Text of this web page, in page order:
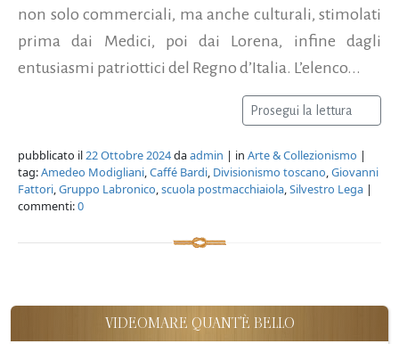
non solo commerciali, ma anche culturali, stimolati
prima dai Medici, poi dai Lorena, infine dagli
entusiasmi patriottici del Regno d’Italia. L’elenco...
Prosegui la lettura
pubblicato il22 Ottobre 2024daadmin | in Arte & Collezionismo |
tag:Amedeo Modigliani,Caffé Bardi, Divisionismo toscano,Giovanni
Fattori,Gruppo Labronico,scuola postmacchiaiola,Silvestro Lega |
commenti:0
VIDEOMARE QUANT'È BELLO